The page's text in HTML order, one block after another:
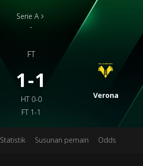
Serie A
-
FT
1-1
HT 0-0
FT 1-1
Verona
Statistik Susunan pemain Odds